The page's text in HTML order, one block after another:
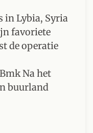
in Lybia, Syria
favoriete
de operatie
Na het
buurland